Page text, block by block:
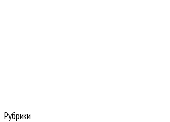
Рубрики